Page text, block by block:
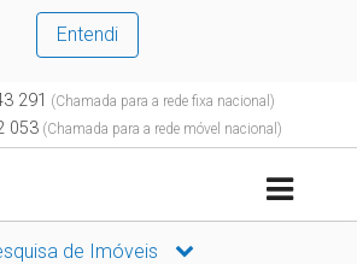
Entendi
291 (Chamada para a rede fixa nacional)
053 (Chamada para a rede móvel nacional)
de Imóveis